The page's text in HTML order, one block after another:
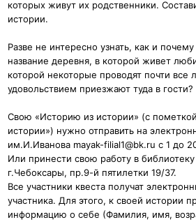
которых живут их родственники.
истории.
Разве не интересно узнать, как и
название деревня, в которой живет
которой некоторые проводят почти все
удовольствием приезжают туда в гости?
Свою «Историю из истории» (с
истории») нужно отправить на
им.И.Иванова mayak-filial1@bk.ru c 1 до
Или принести свою работу в
г.Чебоксары, пр.9-й пятилетки 19/37.
Все участники квеста получат
участника. Для этого, к своей истории
информацию о себе (Фамилия, имя,